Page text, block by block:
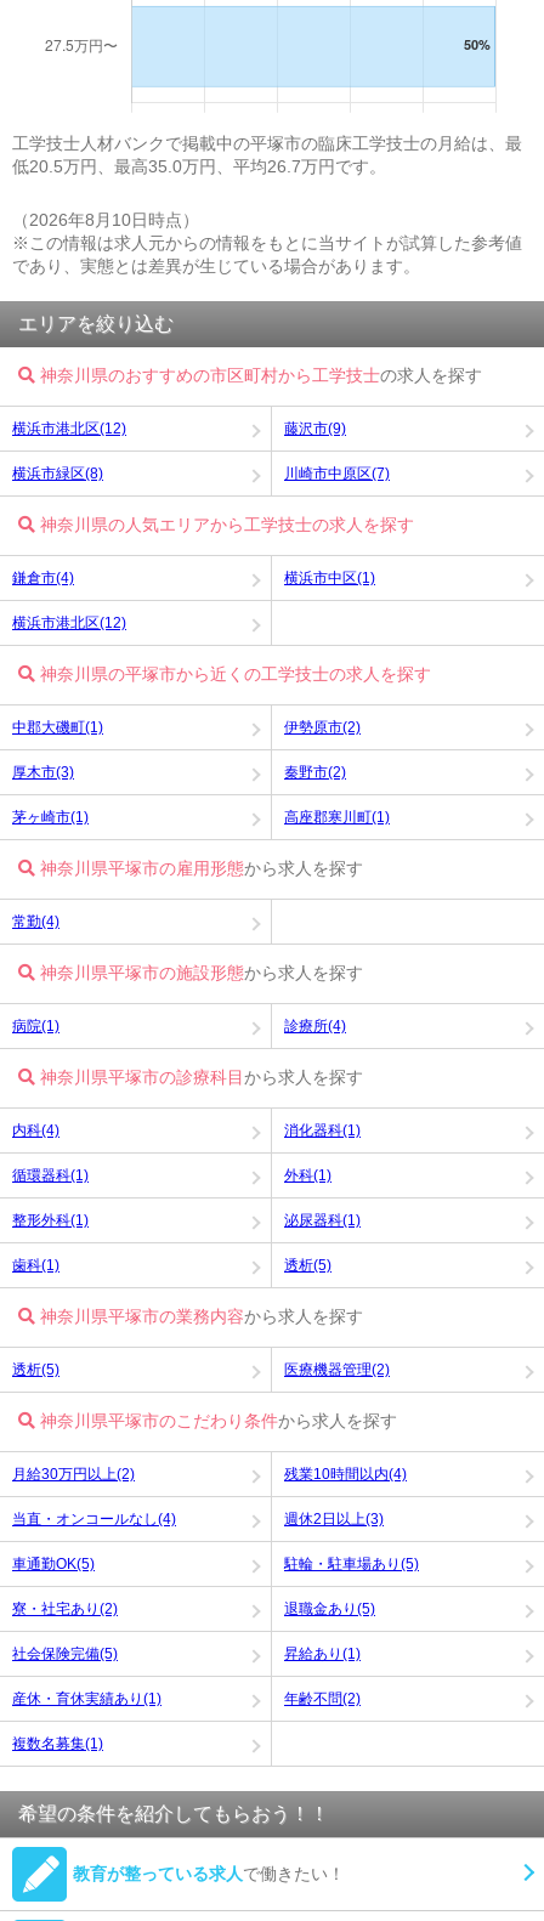
工学技士人材バンクで掲載中の平塚市の臨床工学技士の月給は、最
低20.5万円、最高35.0万円、平均26.7万円です。
（2026年8月10日時点）
※この情報は求人元からの情報をもとに当サイトが試算した参考値
であり、実態とは差異が生じている場合があります。
エリアを絞り込む
神奈川県のおすすめの市区町村から工学技士の求人を探す
横浜市港北区(12) 藤沢市(9)
横浜市緑区(8) 川崎市中原区(7)
神奈川県の人気エリアから工学技士の求人を探す
鎌倉市(4) 横浜市中区(1)
横浜市港北区(12)
神奈川県の平塚市から近くの工学技士の求人を探す
中郡大磯町(1) 伊勢原市(2)
厚木市(3) 秦野市(2)
茅ヶ崎市(1) 高座郡寒川町(1)
神奈川県平塚市の雇用形態から求人を探す
常勤(4)
神奈川県平塚市の施設形態から求人を探す
病院(1) 診療所(4)
神奈川県平塚市の診療科目から求人を探す
内科(4) 消化器科(1)
循環器科(1) 外科(1)
整形外科(1) 泌尿器科(1)
歯科(1) 透析(5)
神奈川県平塚市の業務内容から求人を探す
透析(5) 医療機器管理(2)
神奈川県平塚市のこだわり条件から求人を探す
月給30万円以上(2) 残業10時間以内(4)
当直・オンコールなし(4) 週休2日以上(3)
車通勤OK(5) 駐輪・駐車場あり(5)
寮・社宅あり(2) 退職金あり(5)
社会保険完備(5) 昇給あり(1)
産休・育休実績あり(1) 年齢不問(2)
複数名募集(1)
希望の条件を紹介してもらおう！！
教育が整っている求人で働きたい！